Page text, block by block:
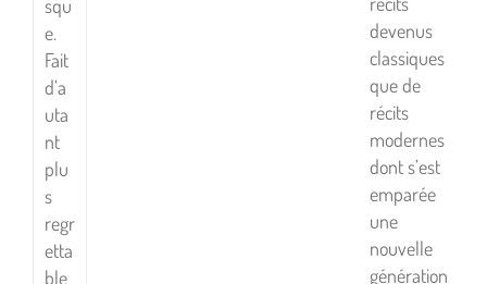
squ
e.
Fait
d’a
uta
nt
plu
s
regr
etta
ble
devenus
classiques
que de
récits
modernes
dont s’est
emparée
une
nouvelle
génération